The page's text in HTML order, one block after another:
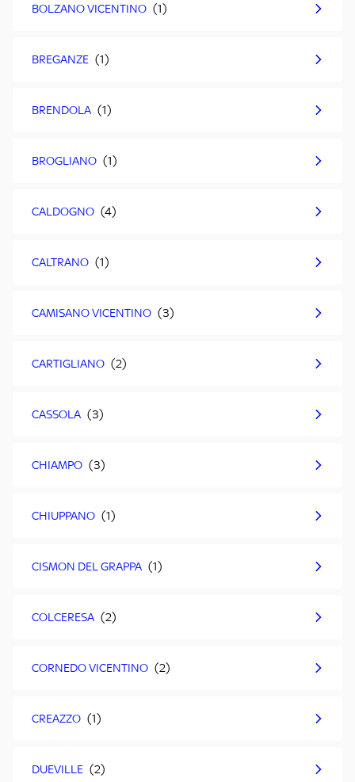
BOLZANO VICENTINO
BREGANZE
BRENDOLA
BROGLIANO
CALDOGNO
CALTRANO
CAMISANO VICENTINO
CARTIGLIANO
CASSOLA
CHIAMPO
CHIUPPANO
CISMON DEL GRAPPA
COLCERESA
CORNEDO VICENTINO
CREAZZO
DUEVILLE